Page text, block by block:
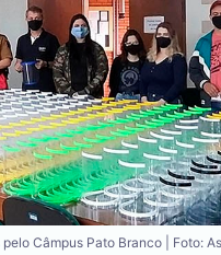
Câmpus Pato Branco | Foto: